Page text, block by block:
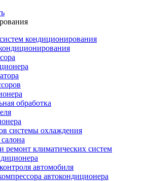
кондиционирования
обработка
системы охлаждения
ремонт климатических систем
автомобиля
автокондиционера